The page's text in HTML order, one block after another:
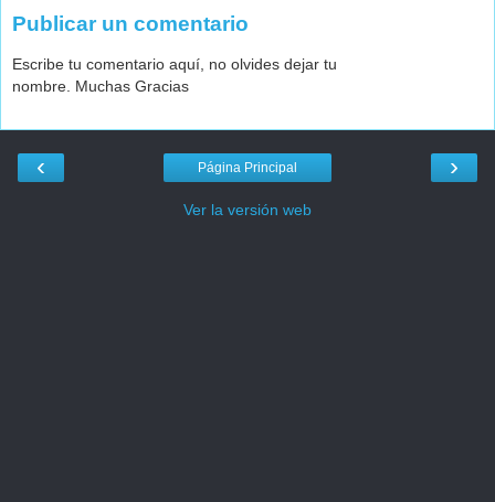
Publicar un comentario
Escribe tu comentario aquí, no olvides dejar tu
nombre. Muchas Gracias
‹ ›
Página Principal
Ver la versión web